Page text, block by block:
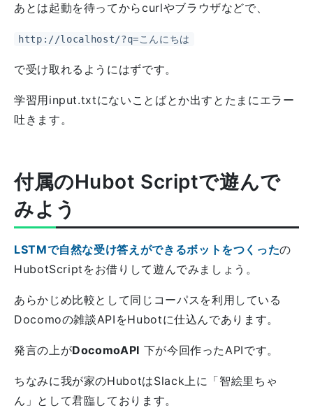
あとは起動を待ってからcurlやブラウザなどで、
http://localhost/?q=こんにちは
で受け取れるようにはずです。
学習用input.txtにないことばとか出すとたまにエラー
吐きます。
付属のHubot Scriptで遊んで
みよう
LSTMで自然な受け答えができるボットをつくったの
HubotScriptをお借りして遊んでみましょう。
あらかじめ比較として同じコーパスを利用している
Docomoの雑談APIをHubotに仕込んであります。
発言の上がDocomoAPI 下が今回作ったAPIです。
ちなみに我が家のHubotはSlack上に「智絵里ちゃ
ん」として君臨しております。